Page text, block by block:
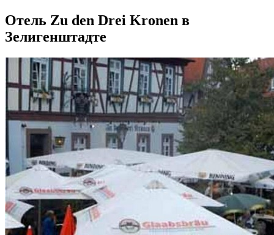
Отель Zu den Drei Kronen в
Зелигенштадте